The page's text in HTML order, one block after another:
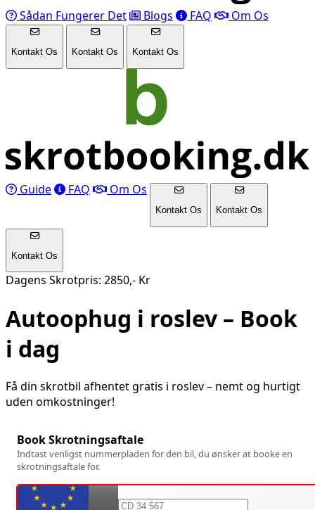
Sådan Fungerer Det Blogs FAQ Om Os
Kontakt Os Kontakt Os Kontakt Os
Guide FAQ Om Os
Kontakt Os Kontakt Os
Kontakt Os
Dagens Skrotpris: 2850,- Kr
Autoophug i roslev – Book
i dag
Få din skrotbil afhentet gratis i roslev– nemt og hurtigt
uden omkostninger!
Book Skrotningsaftale
Indtast venligst nummerpladen for den bil, du ønsker at booke en
skrotningsaftale for.